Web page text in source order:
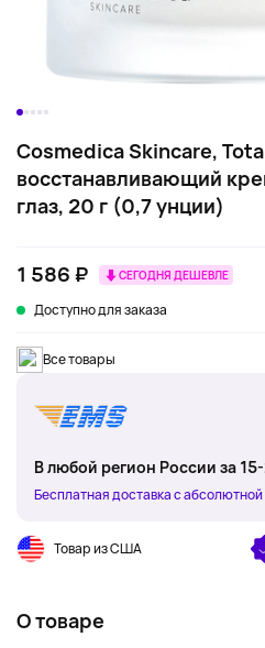
Cosmedica Skincare,
восстанавливающий
глаз, 20 г (0,7 унции)
1 586 ₽ СЕГОДНЯ ДЕШЕВЛЕ
Доступно для заказа
Все товары
В любой регион России за
Бесплатная доставка с
Товар из США
О товаре